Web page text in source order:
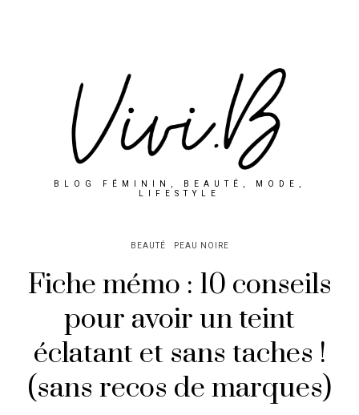
BLOG FÉMININ, BEAUTÉ, MODE,
LIFESTYLE
BEAUTÉ PEAU NOIRE
Fiche mémo : 10 conseils
pour avoir un teint
éclatant et sans taches !
(sans recos de marques)